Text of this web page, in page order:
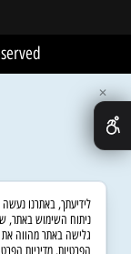
✕
ניתוח השימוש באתר,
גלישה באתר מהווה את
הפרטיות. מדיניות